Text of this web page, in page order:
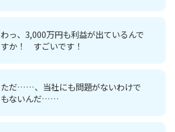
わっ、3,000万円も利益が出ているんで
すか！ すごいです！
ただ……、当社にも問題がないわけで
もないんだ……